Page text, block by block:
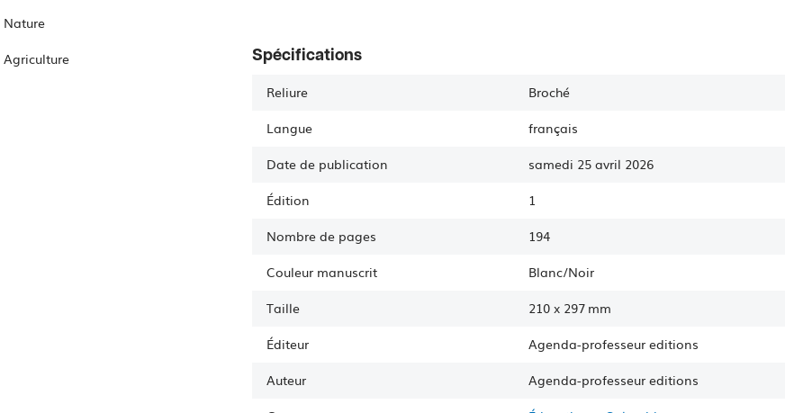
Nature
Agriculture
Spécifications
Reliure
Broché
Langue
français
Date de publication
samedi 25 avril 2026
Édition
1
Nombre de pages
194
Couleur manuscrit
Blanc/Noir
Taille
210 x 297 mm
Éditeur
Agenda-professeur editions
Auteur
Agenda-professeur editions